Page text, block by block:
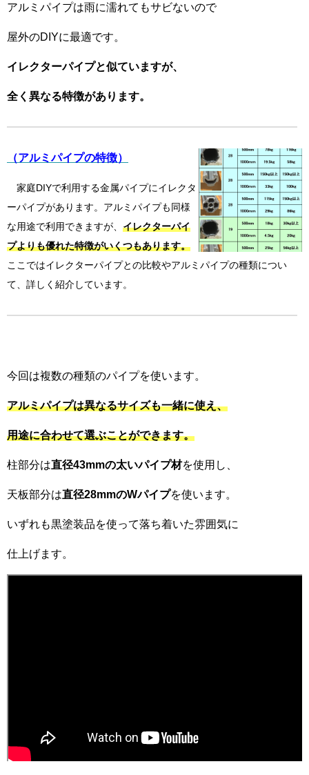
アルミパイプは雨に濡れてもサビないので
屋外のDIYに最適です。
イレクターパイプと似ていますが、
全く異なる特徴があります。
（アルミパイプの特徴）
家庭DIYで利用する金属パイプにイレクタ
ーパイプがあります。アルミパイプも同様
な用途で利用できますが、 イレクターパイ
プよりも優れた特徴がいくつもあります。
ここではイレクターパイプとの比較やアルミパイプの種類につい
て、詳しく紹介しています。
今回は複数の種類のパイプを使います。
アルミパイプは異なるサイズも一緒に使え、
用途に合わせて選ぶことができます。
柱部分は直径43mmの太いパイプ材を使用し、
天板部分は直径28mmのWパイプを使います。
いずれも黒塗装品を使って落ち着いた雰囲気に
仕上げます。